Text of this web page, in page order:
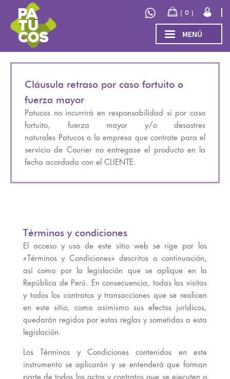
la
navegación
contenido
MENÚ
INVIERNO/OTOÑO 2026
OUTLET
Cláusula retraso por caso fortuito o
fuerza mayor
Patucos no incurrirá en responsabilidad si por caso
fortuito, fuerza mayor y/o desastres
naturales Patucos o la empresa que contrate para el
servicio de Courier no entregase el producto en la
fecha acordada con el CLIENTE.
Términos y condiciones
El acceso y uso de este sitio web se rige por los
«Términos y Condiciones» descritos a continuación,
así como por la legislación que se aplique en la
República de Perú. En consecuencia, todas las visitas
y todos los contratos y transacciones que se realicen
en este sitio, como asimismo sus efectos jurídicos,
quedarán regidos por estas reglas y sometidas a esta
legislación.
Los Términos y Condiciones contenidos en este
instrumento se aplicarán y se entenderá que forman
parte de todos los actos y contratos que se ejecuten o
0